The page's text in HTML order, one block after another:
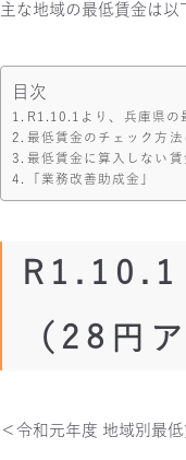
主な地域の最低賃金は以
目次
R1.10.1より、兵庫県の
最低賃金のチェック方法
最低賃金に算入しない賃
「業務改善助成金」
R1 .10.1
（28円
＜令和元年度 地域別最